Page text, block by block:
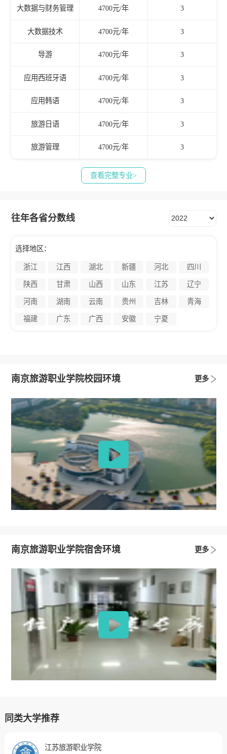
大数据与财务管理 4700元/年 3
大数据技术 4700元/年 3
导游 4700元/年 3
应用西班牙语 4700元/年 3
应用韩语 4700元/年 3
旅游日语 4700元/年 3
旅游管理 4700元/年 3
查看完整专业>
往年各省分数线
选择地区：
浙江 江西 湖北 新疆 河北 四川
陕西 甘肃 山西 山东 江苏 辽宁
河南 湖南 云南 贵州 吉林 青海
福建 广东 广西 安徽 宁夏
南京旅游职业学院校园环境 更多
南京旅游职业学院宿舍环境 更多
同类大学推荐
江苏旅游职业学院